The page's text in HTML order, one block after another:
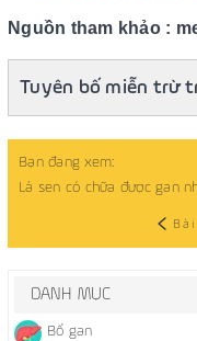
Nguồn tham khảo :
Tuyên bố miễn trừ
Bạn đang xem:
Lá sen có chữa được gan
DANH MỤC
Bổ gan